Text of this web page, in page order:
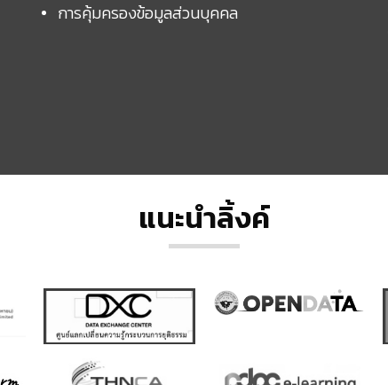
การคุ้มครองข้อมูลส่วนบุคคล
แนะนำลิ้งค์